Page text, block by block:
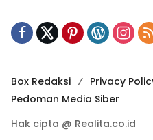
Box Redaksi Privacy
Pedoman Media Siber
Hak cipta @ Realita.co.id